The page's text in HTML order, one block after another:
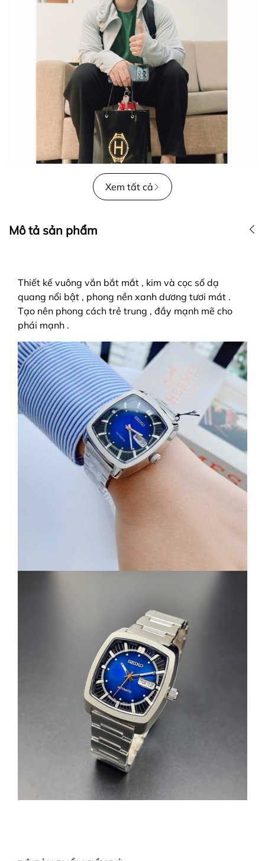
Xem tất cả
Mô tả sản phẩm
Thiết kế vuông vắn bắt mắt , kim và cọc số dạ
quang nổi bật , phong nền xanh dương tươi mát .
Tạo nên phong cách trẻ trung , đầy mạnh mẽ cho
phái mạnh .